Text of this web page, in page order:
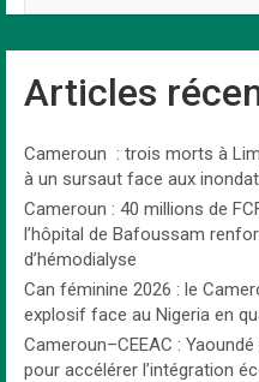
Articles
Cameroun : trois morts à
à un sursaut face aux
Cameroun : 40 millions de
l’hôpital de Bafoussam
d’hémodialyse
Can féminine 2026 : le
explosif face au Nigeria en
Cameroun–CEEAC :
pour accélérer l’intégration